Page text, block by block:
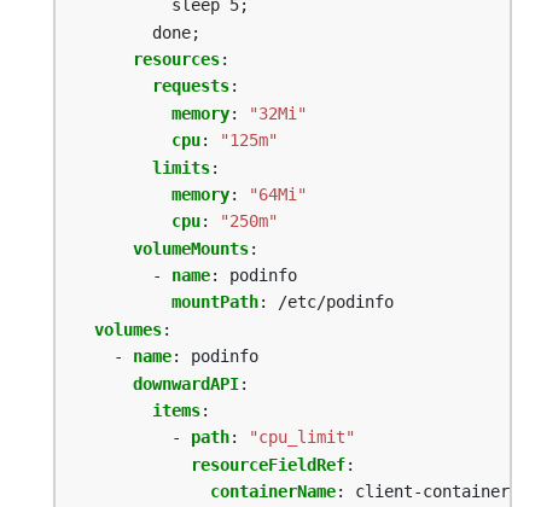
sleep 5;
done;
resources:
requests:
memory:
"32Mi"
cpu:
"125m"
limits:
memory:
"64Mi"
cpu:
"250m"
volumeMounts:
- name:
podinfo
mountPath:
/etc/podinfo
volumes:
- name:
podinfo
downwardAPI:
items:
- path:
"cpu_limit"
resourceFieldRef:
containerName:
client-container